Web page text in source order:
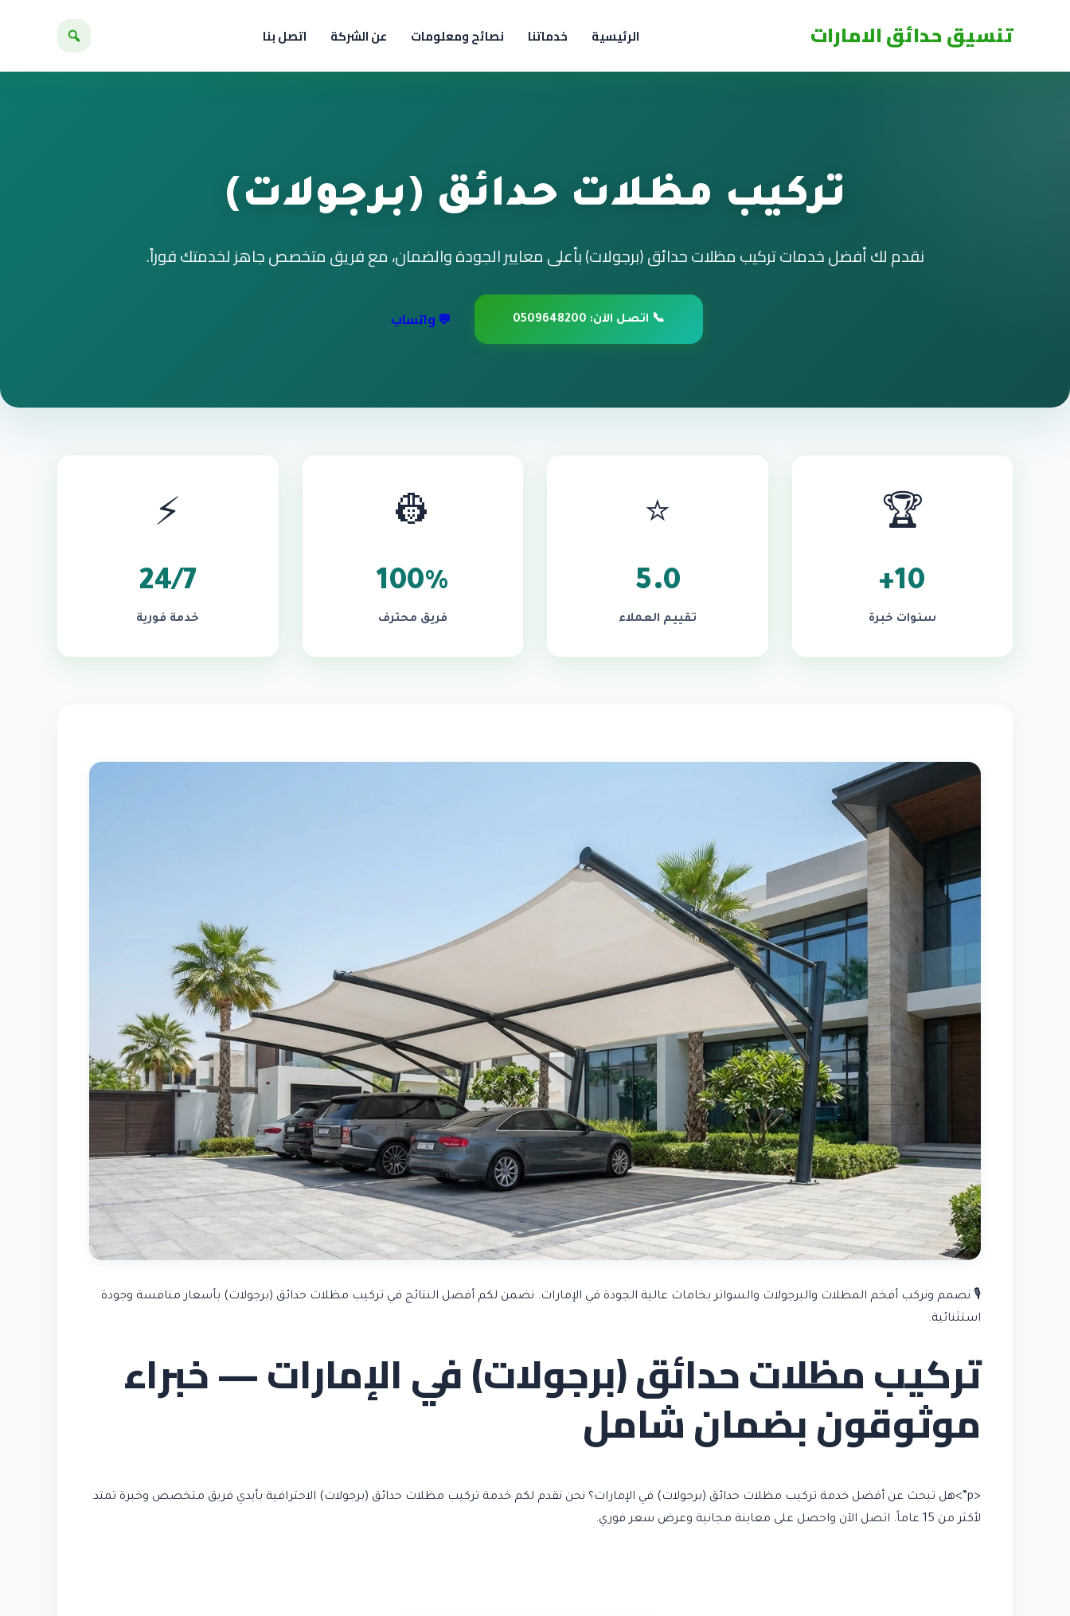
تنسيق حدائق الامارات الرئيسية خدماتنا نصائح ومعلومات عن الشركة اتصل بنا
تركيب مظلات حدائق (برجولات)
نقدم لك أفضل خدمات تركيب مظلات حدائق (برجولات) بأعلى معايير الجودة والضمان، مع فريق متخصص جاهز لخدمتك فوراً.
📞 اتصل الآن: 0509648200 💬 واتساب
🏆
10+
سنوات خبرة
⭐
5.0
تقييم العملاء
👷
100%
فريق محترف
⚡
24/7
خدمة فورية
🎙️ نصمم ونركب أفخم المظلات والبرجولات والسواتر بخامات عالية الجودة في الإمارات. نضمن لكم أفضل النتائج في تركيب مظلات حدائق (برجولات) بأسعار منافسة وجودة
استثنائية.
تركيب مظلات حدائق (برجولات) في الإمارات — خبراء
موثوقون بضمان شامل
<p”>هل تبحث عن أفضل خدمة تركيب مظلات حدائق (برجولات) في الإمارات؟ نحن نقدم لكم خدمة تركيب مظلات حدائق (برجولات) الاحترافية بأيدي فريق متخصص وخبرة تمتد
لأكثر من 15 عاماً. اتصل الآن واحصل على معاينة مجانية وعرض سعر فوري.